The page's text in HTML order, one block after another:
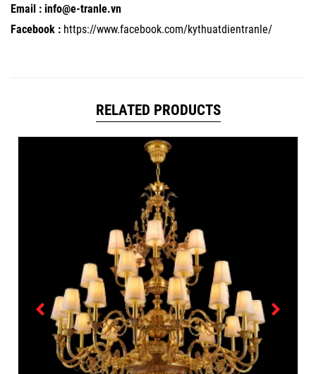
Email : info@e-tranle.vn
Facebook : https://www.facebook.com/kythuatdientranle/
RELATED PRODUCTS